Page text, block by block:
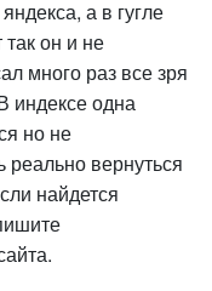
а в гугле
он и не
много раз все зря
индексе одна
но не
реально вернуться
найдется